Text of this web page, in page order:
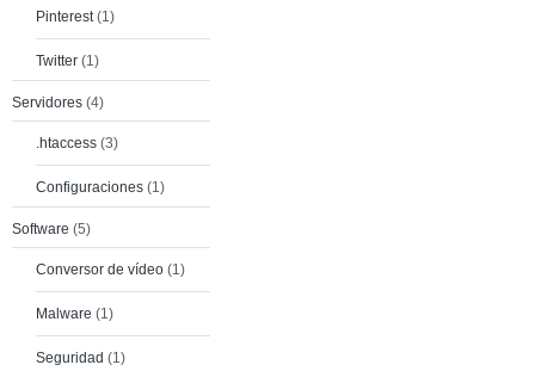
Pinterest(1)
Twitter (1)
Servidores (4)
.htaccess (3)
Configuraciones (1)
Software (5)
Conversor de vídeo (1)
Malware (1)
Seguridad (1)